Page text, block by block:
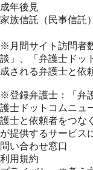
成年後見
家族信託（民事信託）
※月間サイト訪問者
談」、「弁護士ドッ
成される弁護士と依
※登録弁護士：「弁
護士ドットコムニュ
護士と依頼者をつな
が提供するサービス
問い合わせ窓口
利用規約